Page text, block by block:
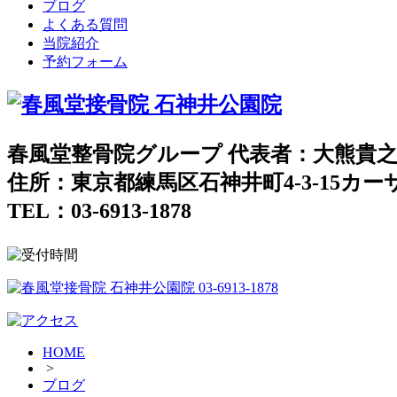
ブログ
よくある質問
当院紹介
予約フォーム
春風堂整骨院グループ 代表者：大熊貴之
住所：東京都練馬区石神井町4-3-15カー
TEL：03-6913-1878
HOME
>
ブログ